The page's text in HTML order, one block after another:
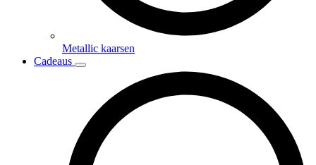
Metallic kaarsen
Cadeaus